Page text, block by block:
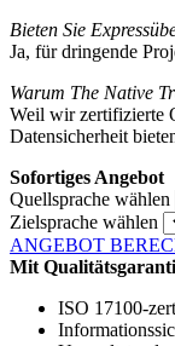
Bieten Sie
Ja, für dringende
Warum The Native
Weil wir zertifizierte
Datensicherheit
Sofortiges Angebot
Quellsprache wählen
Zielsprache wählen
ANGEBOT
Mit
ISO 17100-